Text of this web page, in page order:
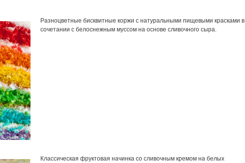
Разноцветные бисквитные коржи с натуральными пищевыми красками в
сочетании с белоснежным муссом на основе сливочного сыра.
Классическая фруктовая начинка со сливочным кремом на белых